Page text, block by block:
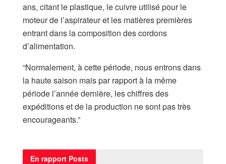
ans, citant le plastique, le cuivre utilisé pour le
moteur de l’aspirateur et les matières premières
entrant dans la composition des cordons
d’alimentation.
“Normalement, à cette période, nous entrons dans
la haute saison mais par rapport à la même
période l’année dernière, les chiffres des
expéditions et de la production ne sont pas très
encourageants.”
En rapport Posts